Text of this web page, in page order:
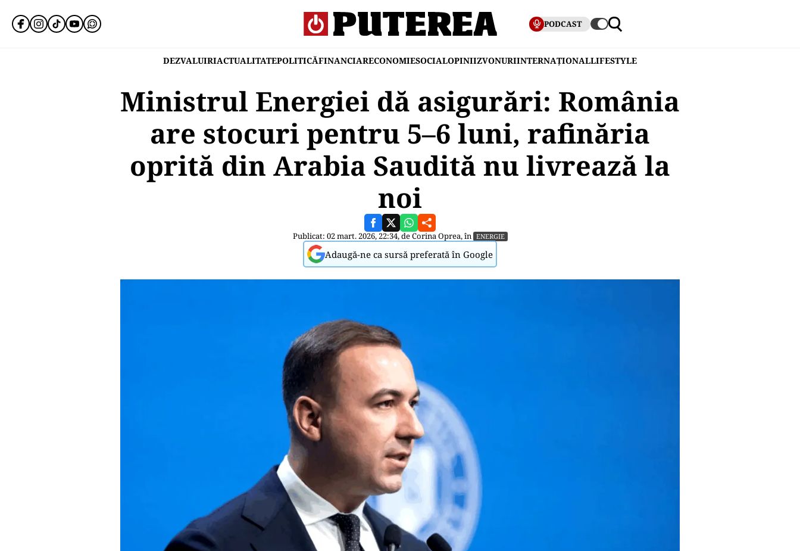
PODCAST
DEZVALUIRIACTUALITATEPOLITICĂFINANCIARECONOMIESOCIALOPINIIZVONURIINTERNAȚIONALLIFESTYLE
Ministrul Energiei dă asigurări: România
are stocuri pentru 5–6 luni, rafinăria
oprită din Arabia Saudită nu livrează la
noi
Publicat: 02 mart. 2026, 22:34, deCorina Oprea, în ENERGIE
Adaugă-ne ca sursă preferată în Google